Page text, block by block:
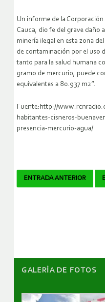
Un informe de la
Cauca, dio fe del grave daño
minería ilegal en esta zona
de contaminación por el uso
tanto para la salud humana
gramo de mercurio, puede
equivalentes a 80.937 m2”.
Fuente:http://
habitantes-cisneros-
presencia-mercurio-agua/
Navegador
ENTRADA ANTERIOR
GALERÌA DE FOTOS